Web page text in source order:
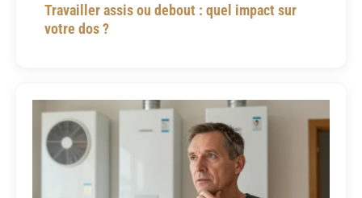
Travailler assis ou debout : quel impact sur
votre dos ?